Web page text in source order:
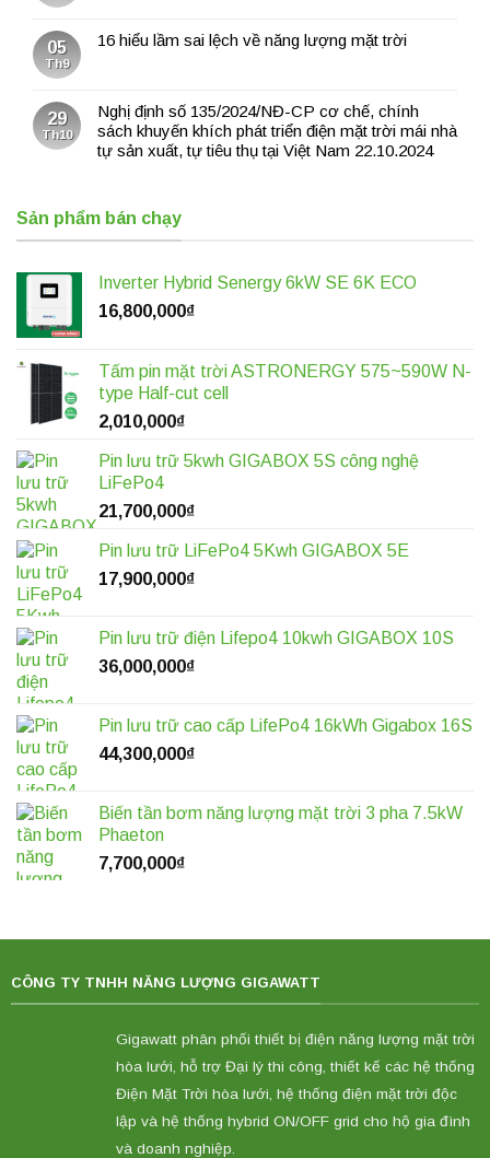
05
Th9
16 hiểu lầm sai lệch về năng lượng mặt trời
29
Th10
Nghị định số 135/2024/NĐ-CP cơ chế, chính
sách khuyến khích phát triển điện mặt trời mái nhà
tự sản xuất, tự tiêu thụ tại Việt Nam 22.10.2024
Sản phẩm bán chạy
Inverter Hybrid Senergy 6kW SE 6K ECO
16,800,000₫
Tấm pin mặt trời ASTRONERGY 575~590W N-
type Half-cut cell
2,010,000₫
Pin lưu trữ 5kwh GIGABOX 5S công nghệ
LiFePo4
21,700,000₫
Pin lưu trữ LiFePo4 5Kwh GIGABOX 5E
17,900,000₫
Pin lưu trữ điện Lifepo4 10kwh GIGABOX 10S
36,000,000₫
Pin lưu trữ cao cấp LifePo4 16kWh Gigabox 16S
44,300,000₫
Biến tần bơm năng lượng mặt trời 3 pha 7.5kW
Phaeton
7,700,000₫
CÔNG TY TNHH NĂNG LƯỢNG GIGAWATT
Gigawatt phân phối thiết bị điện năng lượng mặt trời
hòa lưới, hỗ trợ Đại lý thi công, thiết kế các hệ thống
Điện Mặt Trời hòa lưới, hệ thống điện mặt trời độc
lập và hệ thống hybrid ON/OFF grid cho hộ gia đình
và doanh nghiệp.